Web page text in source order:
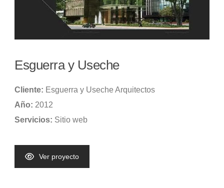
Esguerra y Useche
Cliente: Esguerra y Useche Arquitectos
Año: 2012
Servicios: Sitio web
Ver proyecto